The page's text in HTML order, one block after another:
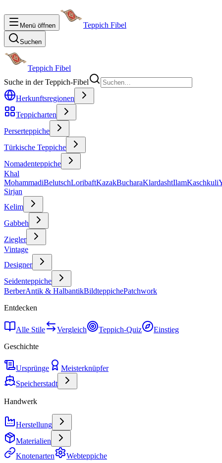
Menü öffnen Teppich Fibel
Suchen
Teppich Fibel
Suche in der Teppich-Fibel
Herkunftsregionen
Teppicharten
Perserteppiche
Türkische Teppiche
Nomadenteppiche
Khal
MohammadiBelutschLoribaftKazakBucharaKlardashtIlamKaschkuli
Sirjan
Kelim
Gabbeh
Ziegler
Vintage
Designer
Seidenteppiche
BerberAntik & HalbantikBildteppichePatchwork
Entdecken
Alle Stile Vergleich Teppich-Quiz
Einstieg
Geschichte
Ursprünge
Meisterknüpfer
Speicherstadt
Handwerk
Herstellung
Materialien
Knotenarten
Webteppiche